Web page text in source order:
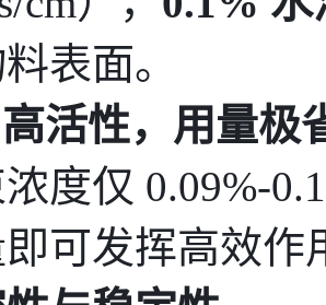
表面。
活性，用量极
度仅 0.09%-
可发挥高效作